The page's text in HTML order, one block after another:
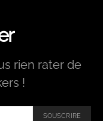
rien rater de
!
SOUSCRIRE